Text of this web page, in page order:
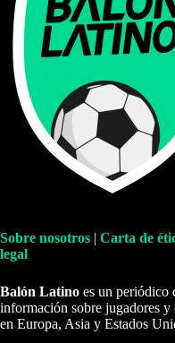
Sobre nosotros | Carta de
legal
Balón Latino es un periódico
información sobre jugadores y
en Europa, Asia y Estados